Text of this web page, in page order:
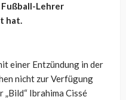
Lehrer
hat.
einer Entzündung in der
nicht zur Verfügung
Ibrahima Cissé